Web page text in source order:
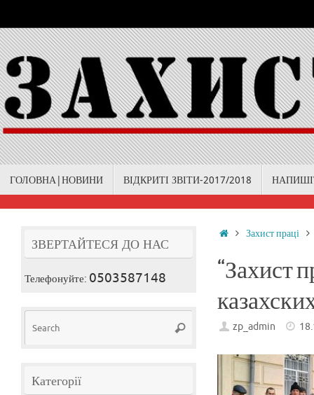
to
content
ГОЛОВНА|НОВИНИ ВІДКРИТІ ЗВІТИ-2017/2018
HomeЗахист праці
“Захист
zp_admin
ЗВЕРТАЙТЕСЯ ДО НАС
Телефонуйте: 0503587148
Search
Search
Категорії